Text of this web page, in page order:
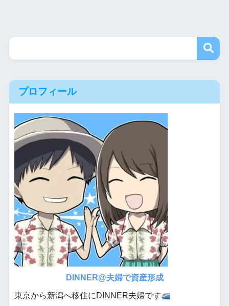
プロフィール
DINNER@夫婦で資産形成
東京から新潟へ移住にDINNER夫婦です